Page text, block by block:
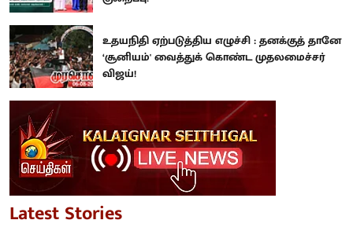
உதயநிதி ஏற்படுத்திய எழுச்சி : தனக்குத் தானே
‘சூனியம்' வைத்துக் கொண்ட முதலமைச்சர்
விஜய்!
Latest Stories